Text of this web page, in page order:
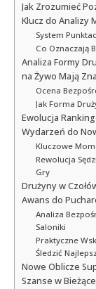
Jak Zrozumieć
Klucz do Analizy
System
Co Oznaczają
Analiza Formy
na Żywo Mają
Ocena
Jak Forma
Ewolucja
Wydarzeń do
Kluczowe
Rewolucja
Gry
Drużyny w
Awans do
Analiza
Saloniki
Praktyczne
Śledzić
Nowe Oblicze
Szanse w